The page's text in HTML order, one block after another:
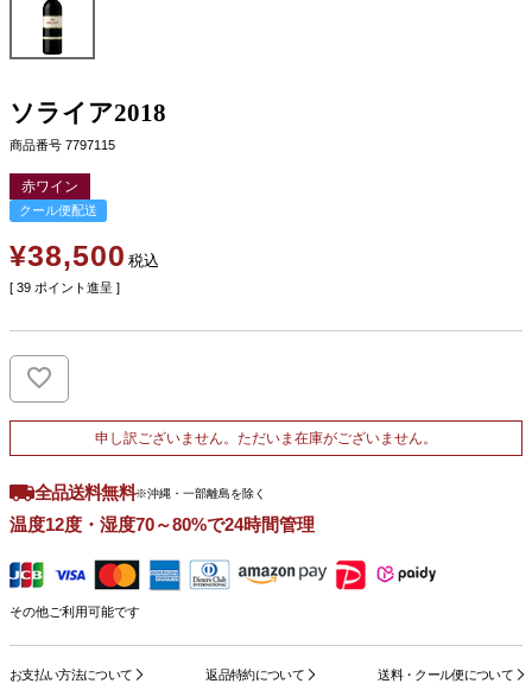
ソライア2018
商品番号 7797115
赤ワイン
クール便配送
¥38,500 税込
[ 39 ポイント進呈 ]
申し訳ございません。ただいま在庫がございません。
全品送料無料※沖縄・一部離島を除く
温度12度・湿度70～80%で24時間管理
その他ご利用可能です
お支払い方法について 返品特約について 送料・クール便について